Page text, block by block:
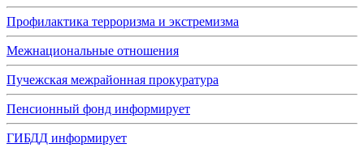
Профилактика терроризма и экстремизма
Межнациональные отношения
Пучежская межрайонная прокуратура
Пенсионный фонд информирует
ГИБДД информирует